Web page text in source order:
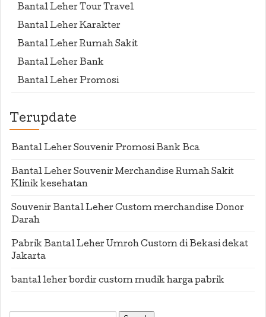
Bantal Leher Tour Travel
Bantal Leher Karakter
Bantal Leher Rumah Sakit
Bantal Leher Bank
Bantal Leher Promosi
Terupdate
Bantal Leher Souvenir Promosi Bank Bca
Bantal Leher Souvenir Merchandise Rumah Sakit
Klinik kesehatan
Souvenir Bantal Leher Custom merchandise Donor
Darah
Pabrik Bantal Leher Umroh Custom di Bekasi dekat
Jakarta
bantal leher bordir custom mudik harga pabrik